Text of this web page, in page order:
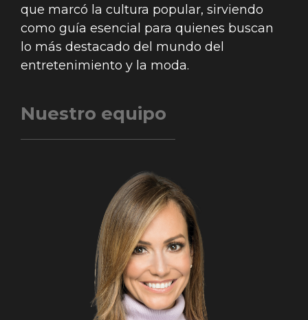
que marcó la cultura popular, sirviendo
como guía esencial para quienes buscan
lo más destacado del mundo del
entretenimiento y la moda.
Nuestro equipo